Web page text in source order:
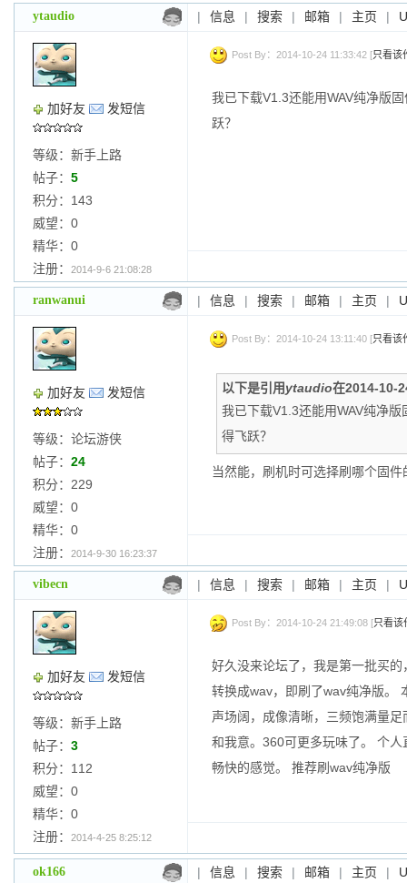
ytaudio | 信息 | 搜索 | 邮箱 | 主页 |
加好友 发短信
等级：新手上路
帖子： 5
积分：143
威望：0
精华：0
注册：
2014-9-6 21:08:28
Post By：2014-10-24 11:33:42 [只看该
我已下载V1.3还能用WAV纯净版
跃？
ranwanui | 信息 | 搜索 | 邮箱 | 主页 |
加好友 发短信
等级：论坛游侠
帖子： 24
积分：229
威望：0
精华：0
注册：
2014-9-30 16:23:37
Post By：2014-10-24 13:11:40 [只看该
以下是引用ytaudio在2014-10-
我已下载V1.3还能用WAV纯净
得飞跃？
当然能，刷机时可选择刷哪个固件
vibecn | 信息 | 搜索 | 邮箱 | 主页 |
加好友 发短信
等级：新手上路
帖子： 3
积分：112
威望：0
精华：0
注册：
2014-4-25 8:25:12
Post By：2014-10-24 21:49:08 [只看该
好久没来论坛了，我是第一批买
转换成wav，即刷了wav纯净版。
声场阔，成像清晰，三频饱满量
和我意。360可更多玩味了。 个
畅快的感觉。 推荐刷wav纯净版
ok166 | 信息 | 搜索 | 邮箱 | 主页 |